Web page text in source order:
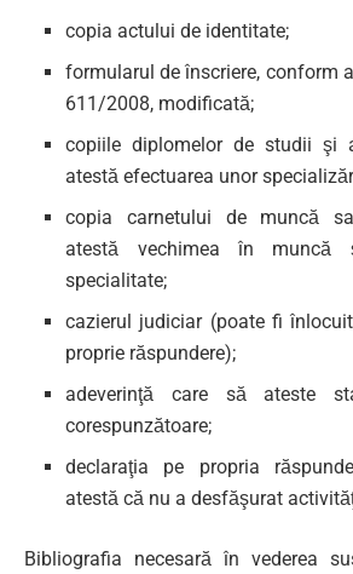
copia actului de identitate;
formularul de înscriere, conform
611/2008, modificată;
copiile diplomelor de studii şi
atestă efectuarea unor
copia carnetului de muncă
atestă vechimea în
specialitate;
cazierul judiciar (poate fi
proprie răspundere);
adeverinţă care să ateste
corespunzătoare;
declaraţia pe propria
atestă că nu a desfăşurat
Bibliografia necesară în vederea